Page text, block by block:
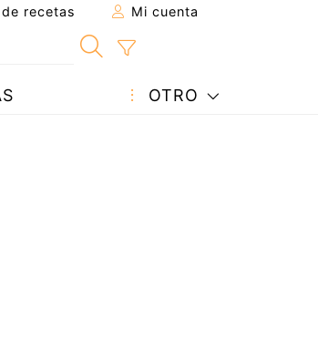
recetas Mi cuenta
OTRO